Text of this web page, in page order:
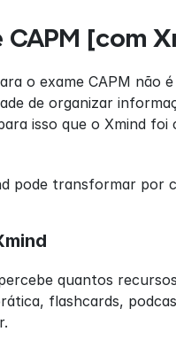
[com
o exame CAPM não
de organizar
isso que o Xmind
pode transformar por
quantos
flashcards,